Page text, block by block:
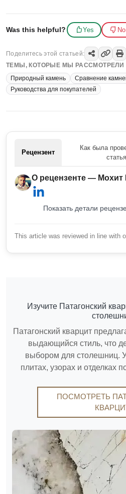
Was this helpful? Yes No
Поделитесь этой статьей:
ТЕМЫ, КОТОРЫЕ МЫ РАССМОТРЕЛИ
Природный камень
Сравнение
Руководства для покупателей
Рецензент
Как была
статья
О рецензенте — Мохит
Показать детали
This article was reviewed in line with
Изучите Патагонский
Патагонский кварцит
выдающийся стиль, что
выбором для столешниц.
плитах, узорах и отделках
ПОСМОТРЕТЬ